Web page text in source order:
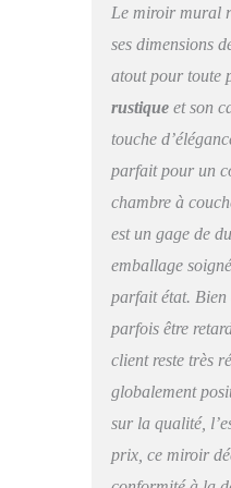
Le miroir mural
ses dimensions
atout pour toute
rustiqueet son
touche
parfait pour un
chambre à
est un gage de
emballage
parfait état. Bien
parfois être
client reste très
globalement
sur la qualité,
prix, ce miroir